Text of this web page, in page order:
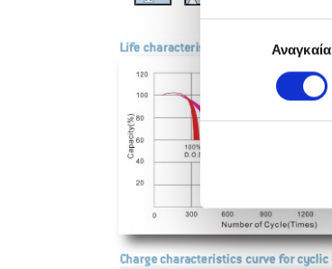
συγκατάθεσηςΑναγκαία